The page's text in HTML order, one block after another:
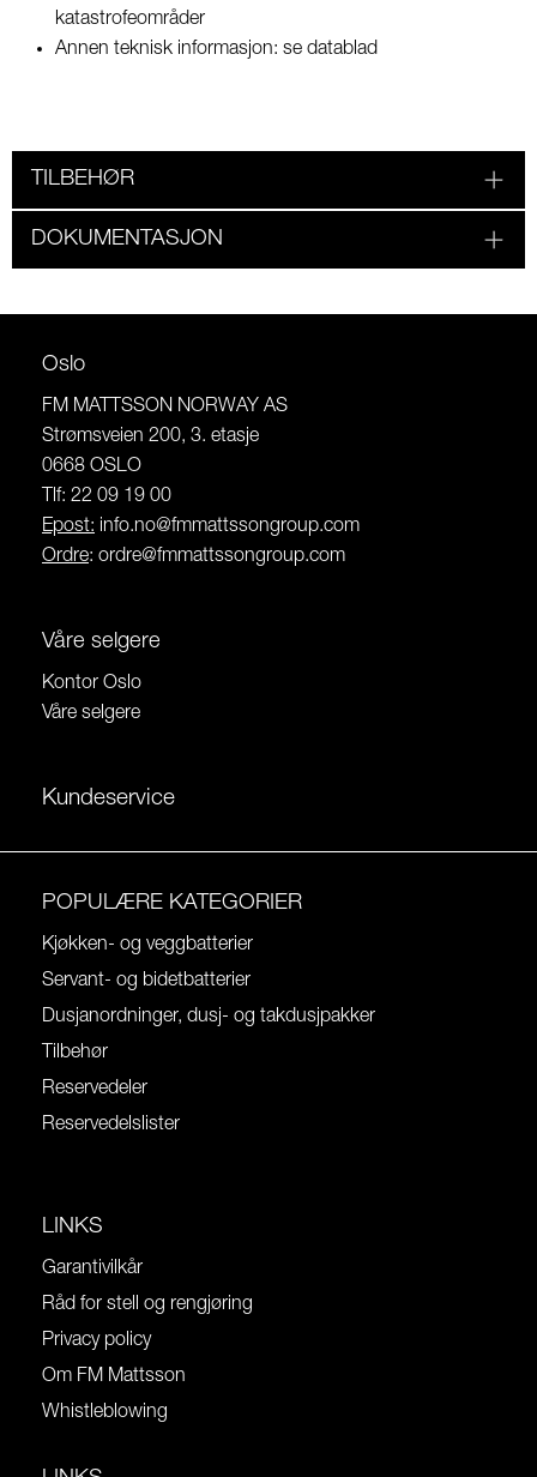
katastrofeområder
Annen teknisk informasjon: se datablad
TILBEHØR
DOKUMENTASJON
Oslo
FM MATTSSON NORWAY AS
Strømsveien 200, 3. etasje
0668 OSLO
Tlf: 22 09 19 00
Epost: info.no@fmmattssongroup.com
Ordre: ordre@fmmattssongroup.com
Våre selgere
Kontor Oslo
Våre selgere
Kundeservice
POPULÆRE KATEGORIER
Kjøkken- og veggbatterier
Servant- og bidetbatterier
Dusjanordninger, dusj- og takdusjpakker
Tilbehør
Reservedeler
Reservedelslister
LINKS
Garantivilkår
Råd for stell og rengjøring
Privacy policy
Om FM Mattsson
Whistleblowing